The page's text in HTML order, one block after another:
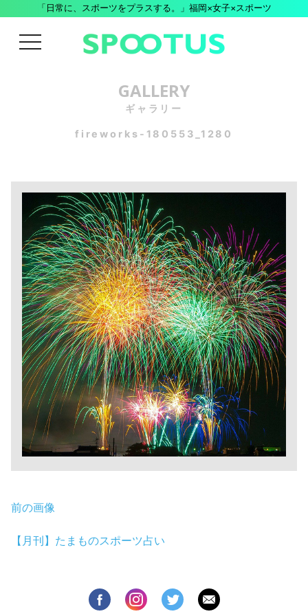
「日常に、スポーツをプラスする。」福岡×女子×スポーツ
menu
GALLERY
ギャラリー
fireworks-180553_1280
前の画像
【月刊】たまものスポーツ占い